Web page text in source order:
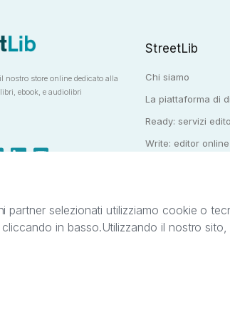
nostro store online dedicato alla
ebook, e audiolibri
StreetLib
Chi siamo
La piattaforma di
Ready: servizi
Write: editor online
Il presente sito web è di proprietà di StreetLib
partner selezionati utilizziamo cookie o
in basso.Utilizzando il nostro